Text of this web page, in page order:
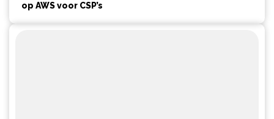
op AWS voor CSP’s